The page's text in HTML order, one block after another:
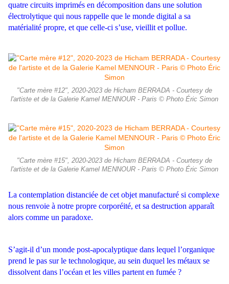
quatre circuits imprimés en décomposition dans une solution
électrolytique qui nous rappelle que le monde digital a sa
matérialité propre, et que celle-ci s’use, vieillit et pollue.
"Carte mère #12", 2020-2023 de Hicham BERRADA - Courtesy de
l'artiste et de la Galerie Kamel MENNOUR - Paris © Photo Éric Simon
"Carte mère #15", 2020-2023 de Hicham BERRADA - Courtesy de
l'artiste et de la Galerie Kamel MENNOUR - Paris © Photo Éric Simon
La contemplation distanciée de cet objet manufacturé si complexe
nous renvoie à notre propre corporéité, et sa destruction apparaît
alors comme un paradoxe.
S’agit-il d’un monde post-apocalyptique dans lequel l’organique
prend le pas sur le technologique, au sein duquel les métaux se
dissolvent dans l’océan et les villes partent en fumée ?